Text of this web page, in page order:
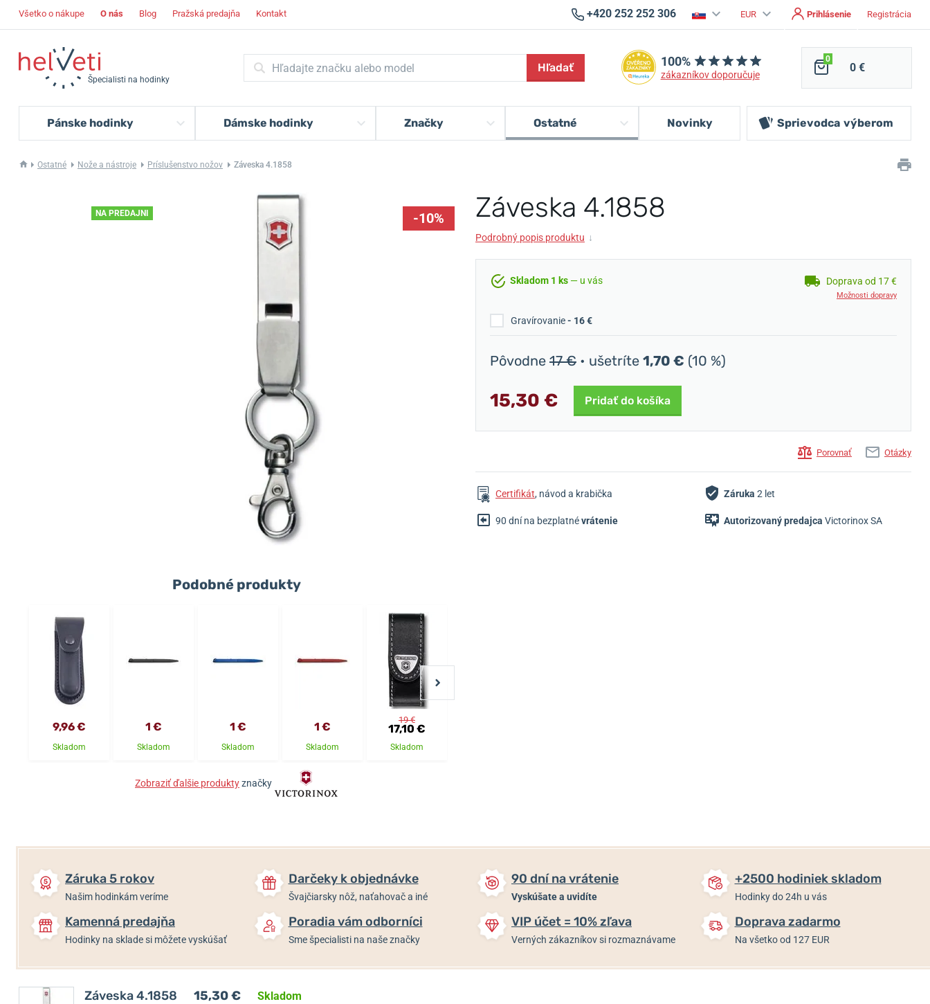
Všetko o nákupe O nás Blog Pražská predajňa Kontakt +420 252 252 306 EUR Prihlásenie Registrácia
Špecialisti na hodinky
Hľadať 100%
zákazníkov doporučuje
0
0 €
Pánske hodinky Dámske hodinky Značky Ostatné Novinky Sprievodca výberom
Ostatné Nože a nástroje Príslušenstvo nožov Záveska 4.1858
Záveska 4.1858
NA PREDAJNI -10%
Podrobný popis produktu ↓
Skladom 1 ks — u vás Doprava od 17 €
Možnosti dopravy
Gravírovanie- 16 €
Pôvodne 17 € • ušetríte 1,70 € (10 %)
15,30 € Pridať do košíka
Porovnať Otázky
Certifikát, návod a krabička Záruka 2 let
90 dní na bezplatnévrátenie Autorizovaný predajca Victorinox SA
Podobné produkty
9,96 €
Skladom
1 €
Skladom
1 €
Skladom
1 €
Skladom
19 €
17,10 €
Skladom
Zobraziť ďalšie produktyznačky
Záruka 5 rokov
Našim hodinkám veríme
Darčeky k objednávke
Švajčiarsky nôž, naťahovač a iné
90 dní na vrátenie
Vyskúšate a uvidíte
+2500 hodiniek skladom
Hodinky do 24h u vás
Kamenná predajňa
Hodinky na sklade si môžete vyskúšať
Poradia vám odborníci
Sme špecialisti na naše značky
VIP účet = 10% zľava
Verných zákazníkov si rozmaznávame
Doprava zadarmo
Na všetko od 127 EUR
Záveska 4.1858 15,30 € Skladom